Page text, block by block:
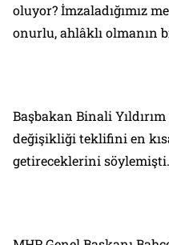
oluyor? İmzaladığımız
onurlu, ahlâklı olmanın
Başbakan Binali
değişikliği teklifini en
getireceklerini söylemişti.